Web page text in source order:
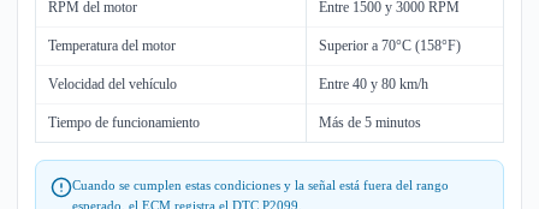
RPM del motor Entre 1500 y 3000 RPM
Temperatura del motor Superior a 70°C (158°F)
Velocidad del vehículo Entre 40 y 80 km/h
Tiempo de funcionamiento Más de 5 minutos
Cuando se cumplen estas condiciones y la señal está fuera del rango
esperado, el ECM registra el DTC P2099.